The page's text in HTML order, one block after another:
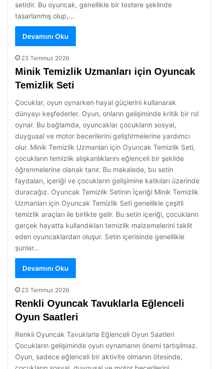
setidir. Bu oyuncak, genellikle bir testere şeklinde
tasarlanmış olup,…
Devamını Oku
23 Temmuz 2026
Minik Temizlik Uzmanları için Oyuncak
Temizlik Seti
Çocuklar, oyun oynarken hayal güçlerini kullanarak
dünyayı keşfederler. Oyun, onların gelişiminde kritik bir rol
oynar. Bu bağlamda, oyuncaklar çocukların sosyal,
duygusal ve motor becerilerini geliştirmelerine yardımcı
olur. Minik Temizlik Uzmanları için Oyuncak Temizlik Seti,
çocukların temizlik alışkanlıklarını eğlenceli bir şekilde
öğrenmelerine olanak tanır. Bu makalede, bu setin
faydaları, içeriği ve çocukların gelişimine katkıları üzerinde
duracağız. Oyuncak Temizlik Setinin İçeriği Minik Temizlik
Uzmanları için Oyuncak Temizlik Seti genellikle çeşitli
temizlik araçları ile birlikte gelir. Bu setin içeriği, çocukların
gerçek hayatta kullandıkları temizlik malzemelerini taklit
eden oyuncaklardan oluşur. Setin içerisinde genellikle
şunlar…
Devamını Oku
23 Temmuz 2026
Renkli Oyuncak Tavuklarla Eğlenceli
Oyun Saatleri
Renkli Oyuncak Tavuklarla Eğlenceli Oyun Saatleri
Çocukların gelişiminde oyun oynamanın önemi tartışılmaz.
Oyun, sadece eğlenceli bir aktivite olmanın ötesinde,